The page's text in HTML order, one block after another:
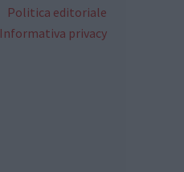
Politica editoriale
Informativa privacy